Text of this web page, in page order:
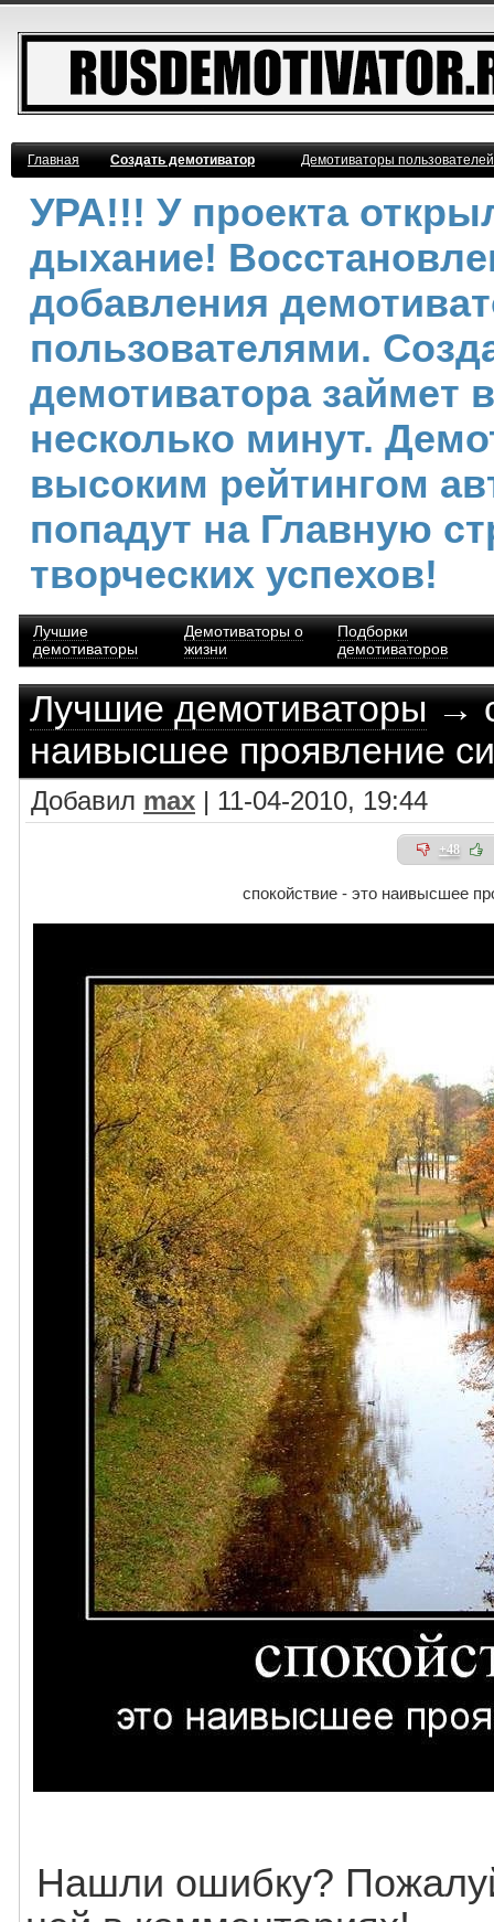
Главная Создать демотиватор Демотиваторы
УРА!!! У проекта
дыхание!
добавления
пользователями.
демотиватора займет
несколько минут.
высоким рейтингом
попадут на Главную
творческих успехов!
Лучшие
демотиваторы
Демотиваторы о
жизни
Подборки
демотиваторов
Лучшие демотиваторы→
наивысшее проявление
Добавил max | 11-04-2010, 19:44
+48
спокойствие - это наивысшее
Нашли ошибку?